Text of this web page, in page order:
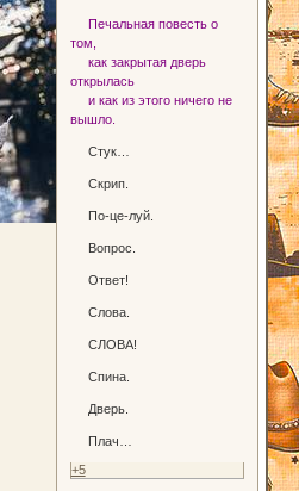
Печальная повесть о
том,
как закрытая дверь
открылась
и как из этого ничего не
вышло.
Стук…
Скрип.
По-це-луй.
Вопрос.
Ответ!
Слова.
СЛОВА!
Спина.
Дверь.
Плач…
+5